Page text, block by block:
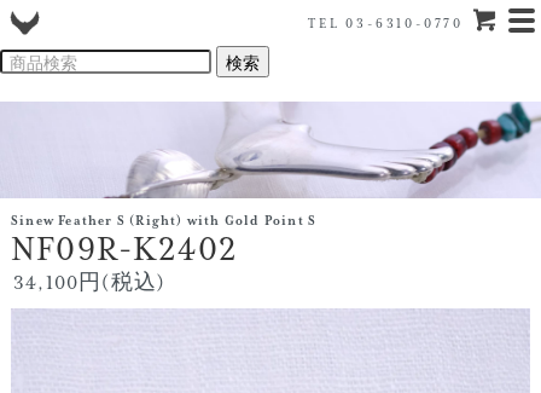
TEL 03-6310-0770
Sinew Feather S (Right) with Gold Point S
NF09R-K2402
34,100円(税込)